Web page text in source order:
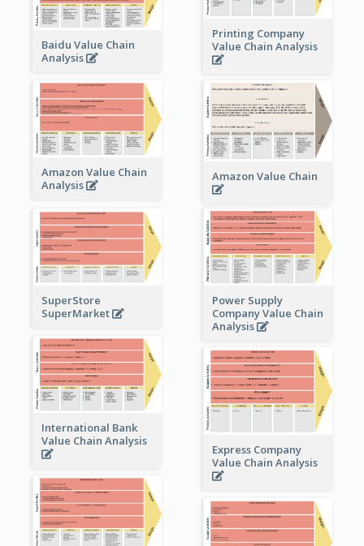
Printing Company
Value Chain Analysis
Baidu Value Chain
Analysis
Amazon Value Chain
Analysis
Amazon Value Chain
SuperStore
SuperMarket
Power Supply
Company Value Chain
Analysis
International Bank
Value Chain Analysis
Express Company
Value Chain Analysis